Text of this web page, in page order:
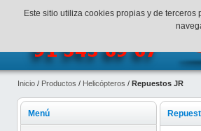
¡Bienvenidos a SpeedHobbys! Mi
Inicio / Productos / Helicópteros / Repuestos JR
Menú
Este sitio utiliza cookies propias y de